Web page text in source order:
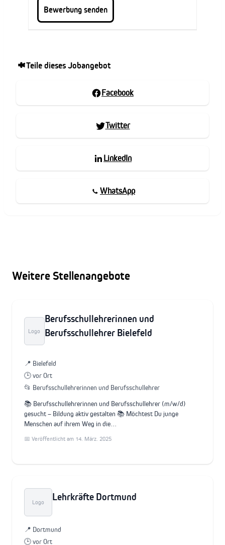
Teile dieses Jobangebot
Facebook
Twitter
LinkedIn
WhatsApp
Weitere Stellenangebote
Logo
Berufsschullehrerinnen und
Berufsschullehrer Bielefeld
📍 Bielefeld
🕒 vor Ort
📂 Berufsschullehrerinnen und Berufsschullehrer
📚 Berufsschullehrerinnen und Berufsschullehrer (m/w/d)
gesucht – Bildung aktiv gestalten 📚 Möchtest Du junge
Menschen auf ihrem Weg in die…
📅 Veröffentlicht am 14. März. 2025
Logo Lehrkräfte Dortmund
📍 Dortmund
🕒 vor Ort